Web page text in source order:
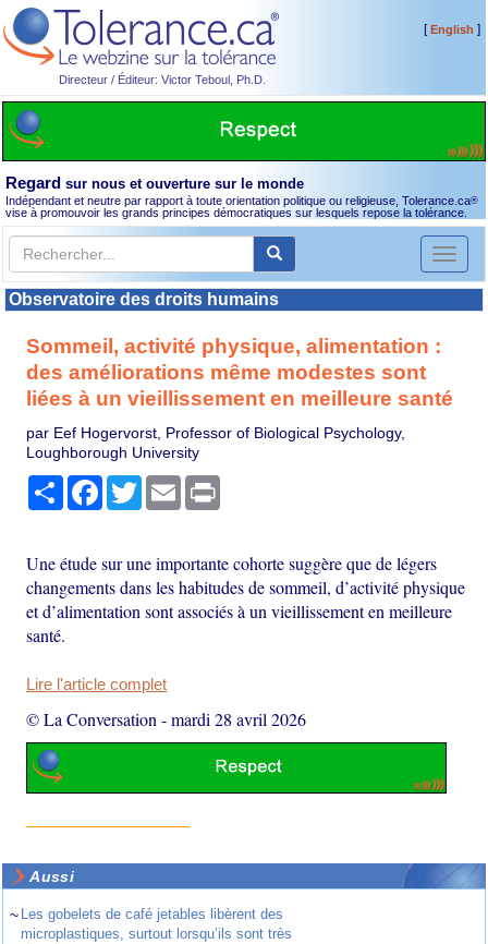
Directeur / Éditeur: Victor Teboul, Ph.D.
[English ]
Regard sur nous et ouverture sur le monde
Indépendant et neutre par rapport à toute orientation politique ou religieuse, Tolerance.ca®
vise à promouvoir les grands principes démocratiques sur lesquels repose la tolérance.
Toggle
Observatoire des droits humains
Sommeil, activité physique, alimentation :
des améliorations même modestes sont
liées à un vieillissement en meilleure santé
par Eef Hogervorst, Professor of Biological Psychology,
Loughborough University
PartagerFacebook
TwitterEmail
Une étude sur une importante cohorte suggère que de légers
changements dans les habitudes de sommeil, d’activité physique
et d’alimentation sont associés à un vieillissement en meilleure
santé.
Lire l'article complet
© La Conversation -mardi 28 avril 2026
Aussi
~ Les gobelets de café jetables libèrent des
microplastiques, surtout lorsqu’ils sont très